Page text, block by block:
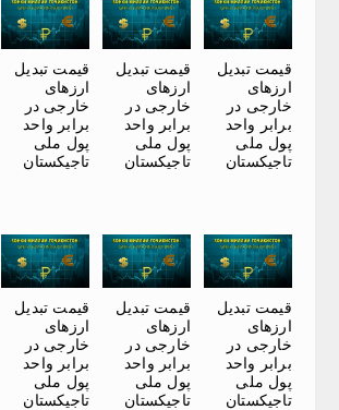
قیمت تبدیل
ارزهای
خارجی در
برابر واحد
پول ملی
تاجیکستان
قیمت تبدیل
ارزهای
خارجی در
برابر واحد
پول ملی
تاجیکستان
قیمت تبدیل
ارزهای
خارجی در
برابر واحد
پول ملی
تاجیکستان
قیمت تبدیل
ارزهای
خارجی در
برابر واحد
پول ملی
تاجیکستان
قیمت تبدیل
ارزهای
خارجی در
برابر واحد
پول ملی
تاجیکستان
قیمت تبدیل
ارزهای
خارجی در
برابر واحد
پول ملی
تاجیکستان